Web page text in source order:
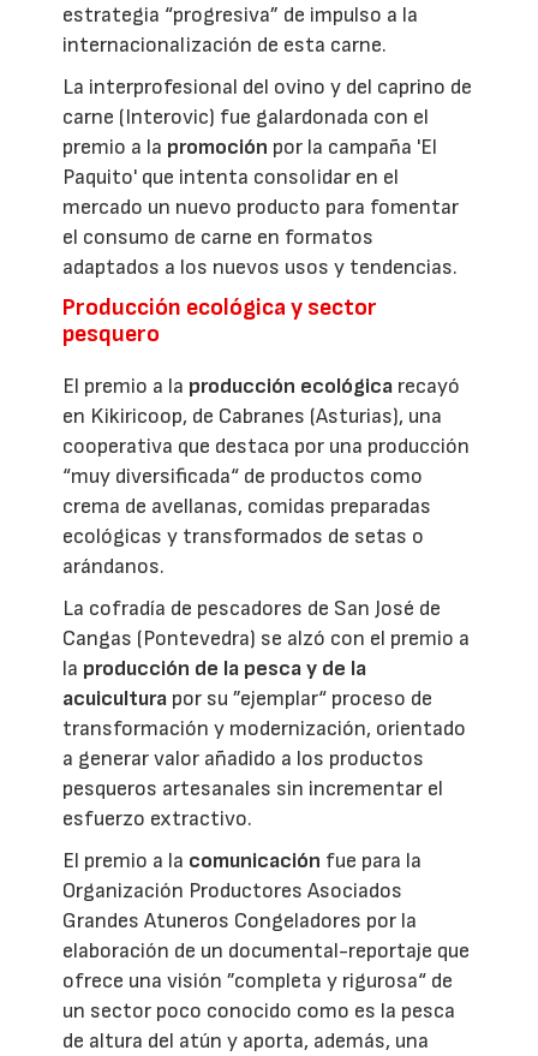
estrategia “progresiva” de impulso a la
internacionalización de esta carne.
La interprofesional del ovino y del caprino de
carne (Interovic) fue galardonada con el
premio a la promoción por la campaña 'El
Paquito' que intenta consolidar en el
mercado un nuevo producto para fomentar
el consumo de carne en formatos
adaptados a los nuevos usos y tendencias.
Producción ecológica y sector
pesquero
El premio a la producción ecológica recayó
en Kikiricoop, de Cabranes (Asturias), una
cooperativa que destaca por una producción
“muy diversificada“ de productos como
crema de avellanas, comidas preparadas
ecológicas y transformados de setas o
arándanos.
La cofradía de pescadores de San José de
Cangas (Pontevedra) se alzó con el premio a
la producción de la pesca y de la
acuicultura por su ”ejemplar“ proceso de
transformación y modernización, orientado
a generar valor añadido a los productos
pesqueros artesanales sin incrementar el
esfuerzo extractivo.
El premio a la comunicación fue para la
Organización Productores Asociados
Grandes Atuneros Congeladores por la
elaboración de un documental-reportaje que
ofrece una visión ”completa y rigurosa“ de
un sector poco conocido como es la pesca
de altura del atún y aporta, además, una